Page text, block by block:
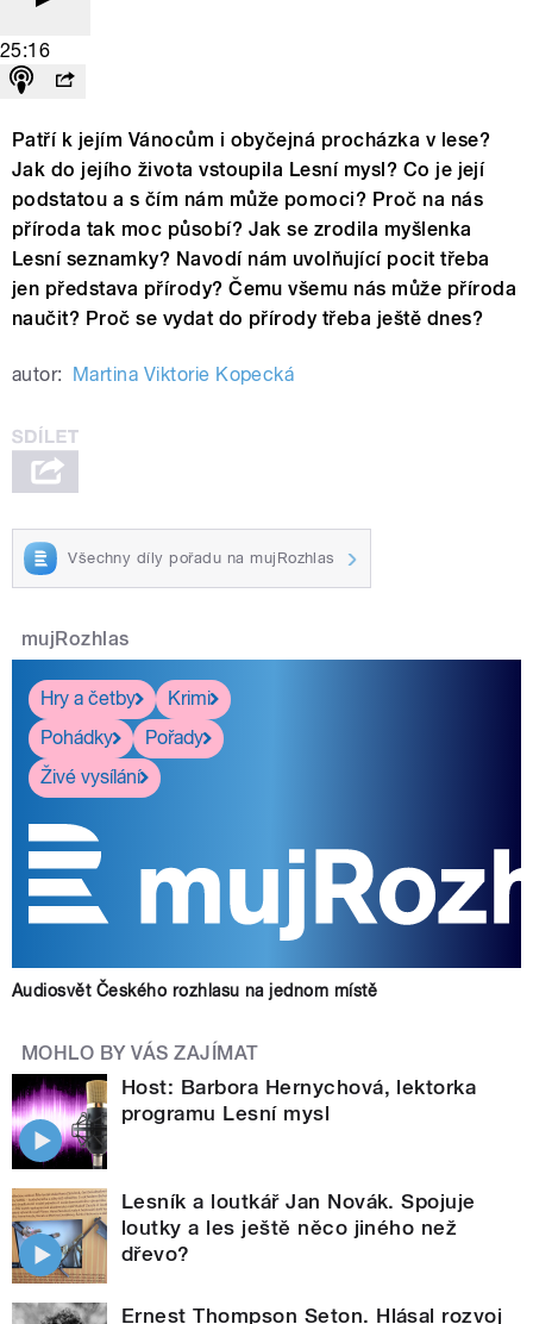
25:16
Patří k jejím Vánocům i obyčejná procházka v lese?
Jak do jejího života vstoupila Lesní mysl? Co je její
podstatou a s čím nám může pomoci? Proč na nás
příroda tak moc působí? Jak se zrodila myšlenka
Lesní seznamky? Navodí nám uvolňující pocit třeba
jen představa přírody? Čemu všemu nás může příroda
naučit? Proč se vydat do přírody třeba ještě dnes?
autor: Martina Viktorie Kopecká
Všechny díly pořadu na mujRozhlas
mujRozhlas
Hry a četby
Krimi
Pohádky
Pořady
Živé vysílání
Audiosvět Českého rozhlasu na jednom místě
MOHLO BY VÁS ZAJÍMAT
Host: Barbora Hernychová, lektorka
programu Lesní mysl
Lesník a loutkář Jan Novák. Spojuje
loutky a les ještě něco jiného než
dřevo?
Ernest Thompson Seton. Hlásal rozvoj